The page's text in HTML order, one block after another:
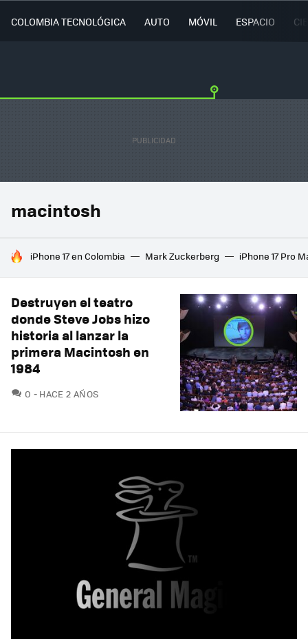
COLOMBIA TECNOLÓGICA AUTO MÓVIL ESPACIO
macintosh
HOY SE HABLA DE
iPhone 17 en Colombia Mark Zuckerberg iPhone 17 Pro
Destruyen el teatro
donde Steve Jobs hizo
historia al lanzar la
primera Macintosh en
1984
0 COMENTARIOS
HACE 2 AÑOS